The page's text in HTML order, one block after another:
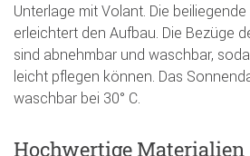
Unterlage mit Volant. Die
erleichtert den Aufbau. Die Bezüge
sind abnehmbar und waschbar,
leicht pflegen können. Das
waschbar bei 30° C.
Hochwertige Materialien